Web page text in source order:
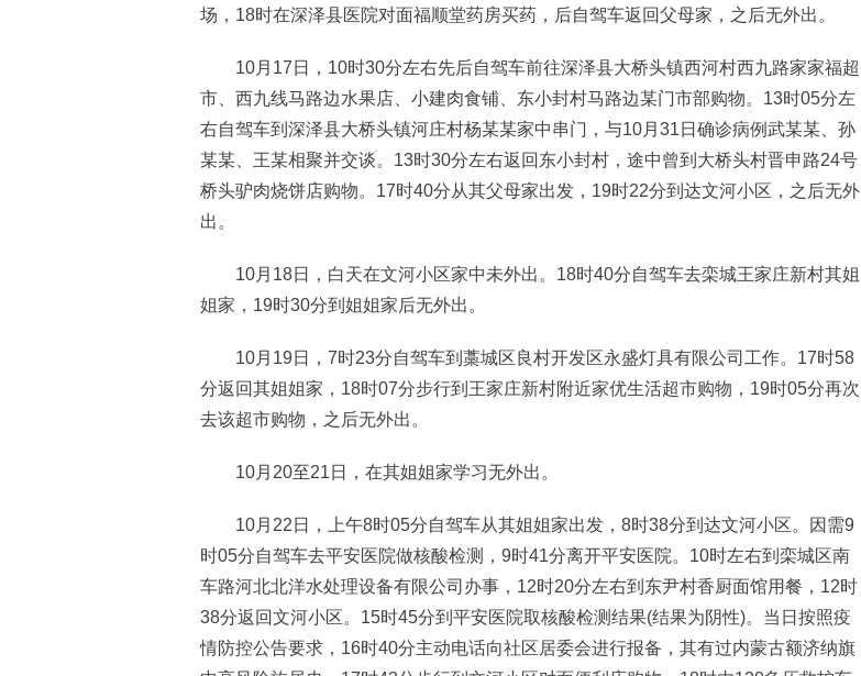
场，18时在深泽县医院对面福顺堂药房买药，后自驾车返回父母家，之后无外出。
10月17日，10时30分左右先后自驾车前往深泽县大桥头镇西河村西九路家家福超
市、西九线马路边水果店、小建肉食铺、东小封村马路边某门市部购物。13时05分左
右自驾车到深泽县大桥头镇河庄村杨某某家中串门，与10月31日确诊病例武某某、孙
某某、王某相聚并交谈。13时30分左右返回东小封村，途中曾到大桥头村晋申路24号
桥头驴肉烧饼店购物。17时40分从其父母家出发，19时22分到达文河小区，之后无外
出。
10月18日，白天在文河小区家中未外出。18时40分自驾车去栾城王家庄新村其姐
姐家，19时30分到姐姐家后无外出。
10月19日，7时23分自驾车到藁城区良村开发区永盛灯具有限公司工作。17时58
分返回其姐姐家，18时07分步行到王家庄新村附近家优生活超市购物，19时05分再次
去该超市购物，之后无外出。
10月20至21日，在其姐姐家学习无外出。
10月22日，上午8时05分自驾车从其姐姐家出发，8时38分到达文河小区。因需9
时05分自驾车去平安医院做核酸检测，9时41分离开平安医院。10时左右到栾城区南
车路河北北洋水处理设备有限公司办事，12时20分左右到东尹村香厨面馆用餐，12时
38分返回文河小区。15时45分到平安医院取核酸检测结果(结果为阴性)。当日按照疫
情防控公告要求，16时40分主动电话向社区居委会进行报备，其有过内蒙古额济纳旗